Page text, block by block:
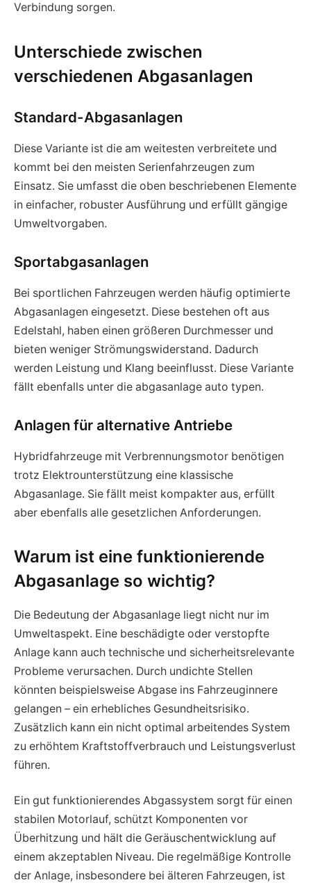
Verbindung sorgen.
Unterschiede zwischen
verschiedenen Abgasanlagen
Standard-Abgasanlagen
Diese Variante ist die am weitesten verbreitete und
kommt bei den meisten Serienfahrzeugen zum
Einsatz. Sie umfasst die oben beschriebenen Elemente
in einfacher, robuster Ausführung und erfüllt gängige
Umweltvorgaben.
Sportabgasanlagen
Bei sportlichen Fahrzeugen werden häufig optimierte
Abgasanlagen eingesetzt. Diese bestehen oft aus
Edelstahl, haben einen größeren Durchmesser und
bieten weniger Strömungswiderstand. Dadurch
werden Leistung und Klang beeinflusst. Diese Variante
fällt ebenfalls unter die abgasanlage auto typen.
Anlagen für alternative Antriebe
Hybridfahrzeuge mit Verbrennungsmotor benötigen
trotz Elektrounterstützung eine klassische
Abgasanlage. Sie fällt meist kompakter aus, erfüllt
aber ebenfalls alle gesetzlichen Anforderungen.
Warum ist eine funktionierende
Abgasanlage so wichtig?
Die Bedeutung der Abgasanlage liegt nicht nur im
Umweltaspekt. Eine beschädigte oder verstopfte
Anlage kann auch technische und sicherheitsrelevante
Probleme verursachen. Durch undichte Stellen
könnten beispielsweise Abgase ins Fahrzeuginnere
gelangen – ein erhebliches Gesundheitsrisiko.
Zusätzlich kann ein nicht optimal arbeitendes System
zu erhöhtem Kraftstoffverbrauch und Leistungsverlust
führen.
Ein gut funktionierendes Abgassystem sorgt für einen
stabilen Motorlauf, schützt Komponenten vor
Überhitzung und hält die Geräuschentwicklung auf
einem akzeptablen Niveau. Die regelmäßige Kontrolle
der Anlage, insbesondere bei älteren Fahrzeugen, ist